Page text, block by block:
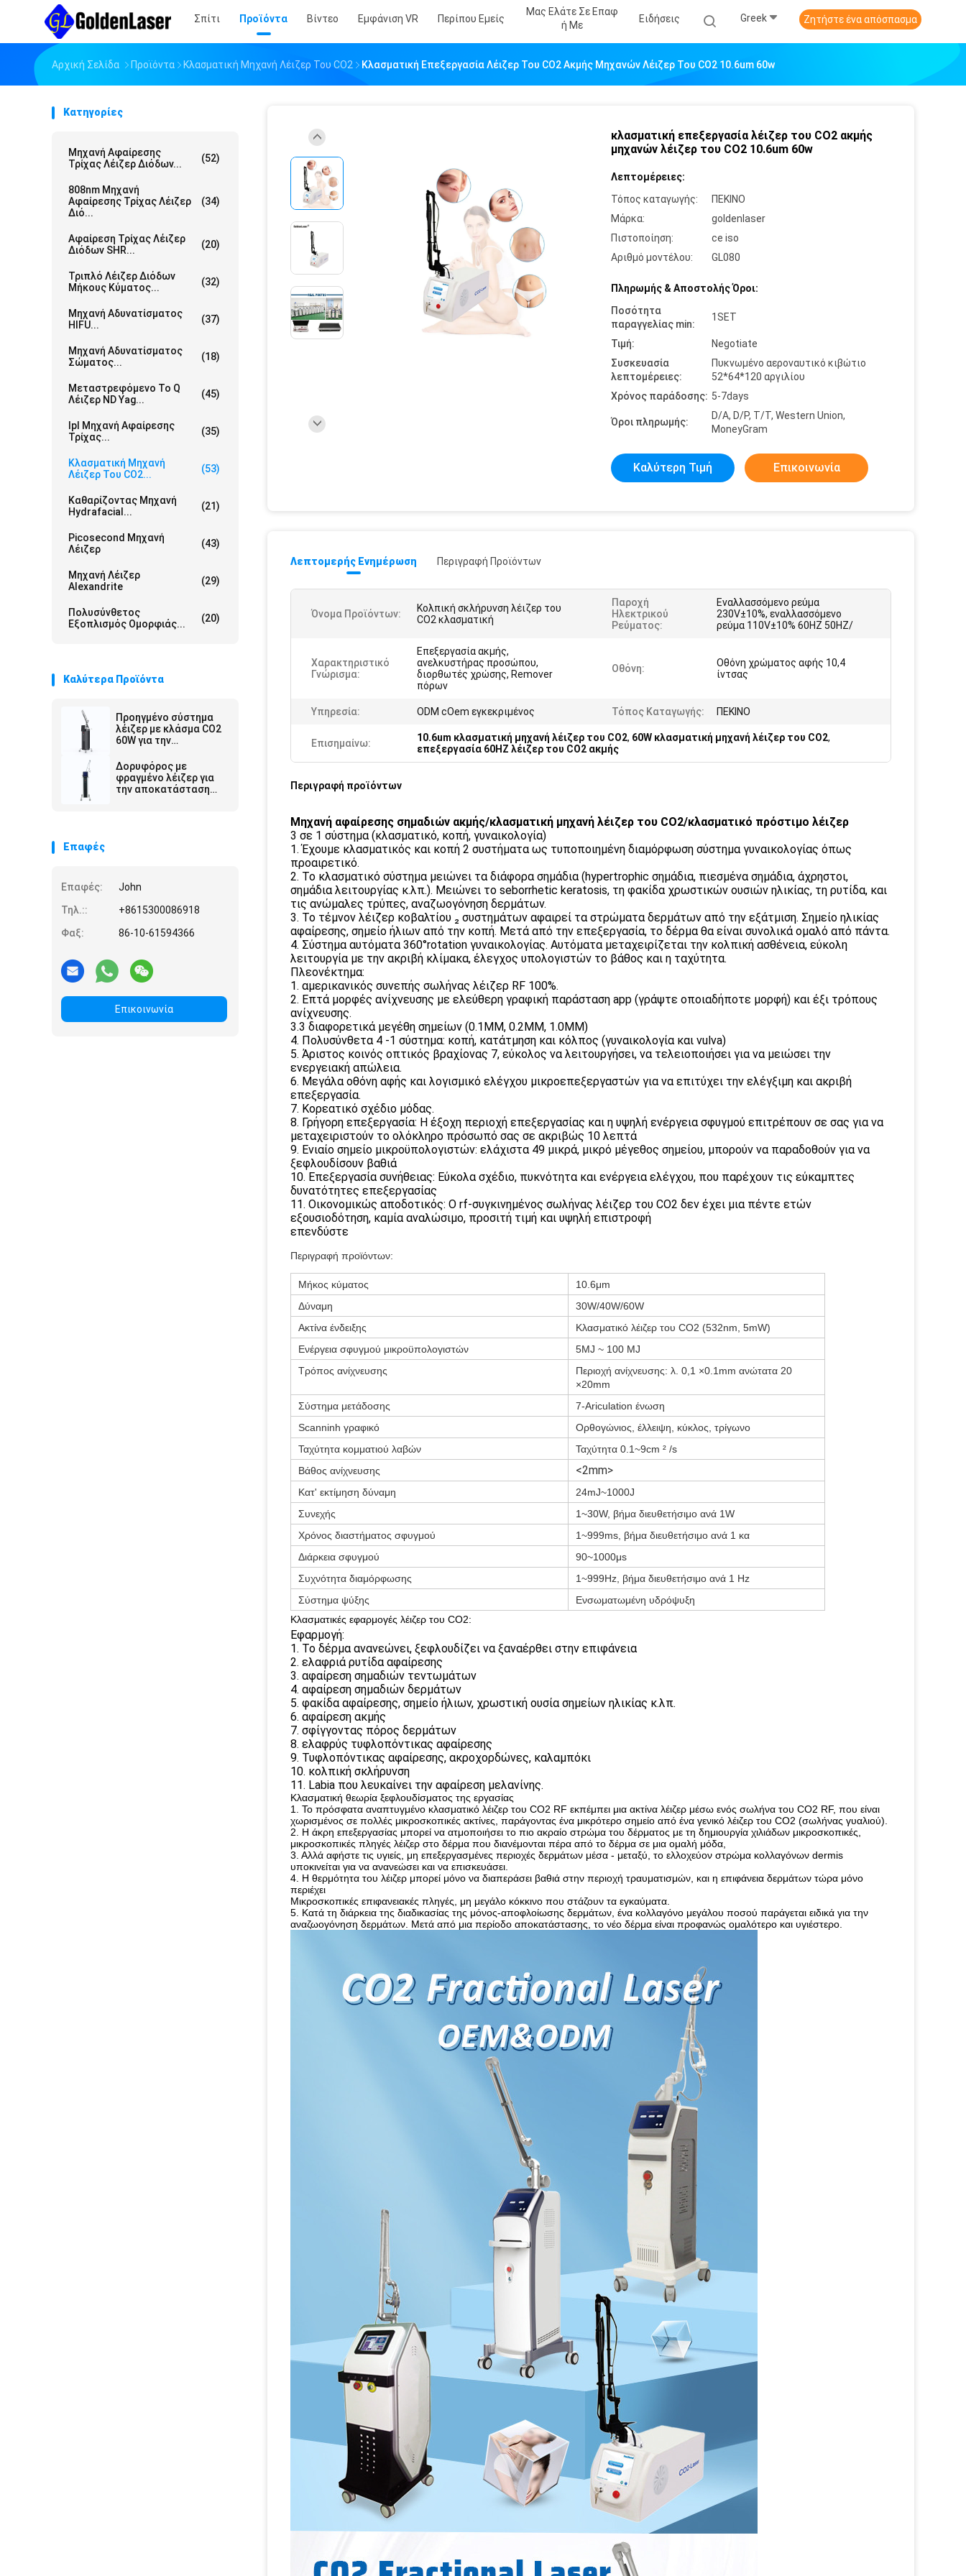
Σπίτι Προϊόντα Βίντεο Εμφάνιση VR Περίπου Εμείς
Μας Ελάτε Σε Επαφ
Ή Με
Ειδήσεις Greek Ζητήστε ένα απόσπασμα
Αρχική Σελίδα Προϊόντα Κλασματική Μηχανή Λέιζερ Του CO2 Κλασματική Επεξεργασία Λέιζερ Του CO2 Ακμής Μηχανών Λέιζερ Του CO2 10.6um 60w
Κατηγορίες
Μηχανή Αφαίρεσης
Τρίχας Λέιζερ Διόδων...
(52)
808nm Μηχανή
Αφαίρεσης Τρίχας Λέιζερ
Διό...
(34)
Αφαίρεση Τρίχας Λέιζερ
Διόδων SHR...
(20)
Τριπλό Λέιζερ Διόδων
Μήκους Κύματος...
(32)
Μηχανή Αδυνατίσματος
HIFU...
(37)
Μηχανή Αδυνατίσματος
Σώματος...
(18)
Μεταστρεφόμενο Το Q
Λέιζερ ND Yag...
(45)
Ipl Μηχανή Αφαίρεσης
Τρίχας...
(35)
Κλασματική Μηχανή
Λέιζερ Του CO2...
(53)
Καθαρίζοντας Μηχανή
Hydrafacial...
(21)
Picosecond Μηχανή
Λέιζερ
(43)
Μηχανή Λέιζερ
Alexandrite
(29)
Πολυσύνθετος
Εξοπλισμός Ομορφιάς...
(20)
Καλύτερα Προϊόντα
Προηγμένο σύστημα
λέιζερ με κλάσμα CO2
60W για την
επιφάνειας του
δέρματος και την
αφαίρεση ρυτίδων
Δορυφόρος με
φραγμένο λέιζερ για
την αποκατάσταση
Επαφές
Επαφές:
John
Τηλ.::
+8615300086918
Φαξ:
86-10-61594366
Επικοινωνία
κλασματική επεξεργασία λέιζερ του CO2 ακμής
μηχανών λέιζερ του CO2 10.6um 60w
Λεπτομέρειες:
Τόπος καταγωγής:
ΠΕΚΙΝΟ
Μάρκα:
goldenlaser
Πιστοποίηση:
ce iso
Αριθμό μοντέλου:
GL080
Πληρωμής & Αποστολής Όροι:
Ποσότητα
παραγγελίας min:
1SET
Τιμή:
Negotiate
Συσκευασία
λεπτομέρειες:
Πυκνωμένο αεροναυτικό κιβώτιο
52*64*120 αργιλίου
Χρόνος παράδοσης: 5-7days
Όροι πληρωμής:
D/A, D/P, T/T, Western Union,
MoneyGram
Καλύτερη Τιμή Επικοινωνία
Λεπτομερής Ενημέρωση Περιγραφή Προϊόντων
Όνομα Προϊόντων:
Κολπική σκλήρυνση λέιζερ του
CO2 κλασματική
Παροχή
Ηλεκτρικού
Ρεύματος:
Εναλλασσόμενο ρεύμα
230V±10%, εναλλασσόμενο
ρεύμα 110V±10% 60HZ 50HZ/
Χαρακτηριστικό
Γνώρισμα:
Επεξεργασία ακμής,
ανελκυστήρας προσώπου,
διορθωτές χρώσης, Remover
πόρων
Οθόνη:
Οθόνη χρώματος αφής 10,4
ίντσας
Υπηρεσία: ODM cOem εγκεκριμένος Τόπος Καταγωγής: ΠΕΚΙΝΟ
Επισημαίνω: 10.6um κλασματική μηχανή λέιζερ του CO2, 60W κλασματική μηχανή λέιζερ του CO2,
επεξεργασία 60HZ λέιζερ του CO2 ακμής
Περιγραφή προϊόντων
Μηχανή αφαίρεσης σημαδιών ακμής/κλασματική μηχανή λέιζερ του CO2/κλασματικό πρόστιμο λέιζερ
3 σε 1 σύστημα (κλασματικό, κοπή, γυναικολογία)
1. Έχουμε κλασματικός και κοπή 2 συστήματα ως τυποποιημένη διαμόρφωση σύστημα γυναικολογίας όπως
προαιρετικό.
2. Το κλασματικό σύστημα μειώνει τα διάφορα σημάδια (hypertrophic σημάδια, πιεσμένα σημάδια, άχρηστοι,
σημάδια λειτουργίας κ.λπ.). Μειώνει το seborrhetic keratosis, τη φακίδα χρωστικών ουσιών ηλικίας, τη ρυτίδα, και
τις ανώμαλες τρύπες, αναζωογόνηση δερμάτων.
3. Το τέμνον λέιζερ κοβαλτίου ₂ συστημάτων αφαιρεί τα στρώματα δερμάτων από την εξάτμιση. Σημείο ηλικίας
αφαίρεσης, σημείο ήλιων από την κοπή. Μετά από την επεξεργασία, το δέρμα θα είναι συνολικά ομαλό από πάντα.
4. Σύστημα αυτόματα 360°rotation γυναικολογίας. Αυτόματα μεταχειρίζεται την κολπική ασθένεια, εύκολη
λειτουργία με την ακριβή κλίμακα, έλεγχος υπολογιστών το βάθος και η ταχύτητα.
Πλεονέκτημα:
1. αμερικανικός συνεπής σωλήνας λέιζερ RF 100%.
2. Επτά μορφές ανίχνευσης με ελεύθερη γραφική παράσταση app (γράψτε οποιαδήποτε μορφή) και έξι τρόπους
ανίχνευσης.
3.3 διαφορετικά μεγέθη σημείων (0.1MM, 0.2MM, 1.0MM)
4. Πολυσύνθετα 4 -1 σύστημα: κοπή, κατάτμηση και κόλπος (γυναικολογία και vulva)
5. Άριστος κοινός οπτικός βραχίονας 7, εύκολος να λειτουργήσει, να τελειοποιήσει για να μειώσει την
ενεργειακή απώλεια.
6. Μεγάλα οθόνη αφής και λογισμικό ελέγχου μικροεπεξεργαστών για να επιτύχει την ελέγξιμη και ακριβή
επεξεργασία.
7. Κορεατικό σχέδιο μόδας.
8. Γρήγορη επεξεργασία: Η έξοχη περιοχή επεξεργασίας και η υψηλή ενέργεια σφυγμού επιτρέπουν σε σας για να
μεταχειριστούν το ολόκληρο πρόσωπό σας σε ακριβώς 10 λεπτά
9. Ενιαίο σημείο μικροϋπολογιστών: ελάχιστα 49 μικρά, μικρό μέγεθος σημείου, μπορούν να παραδοθούν για να
ξεφλουδίσουν βαθιά
10. Επεξεργασία συνήθειας: Εύκολα σχέδιο, πυκνότητα και ενέργεια ελέγχου, που παρέχουν τις εύκαμπτες
δυνατότητες επεξεργασίας
11. Οικονομικώς αποδοτικός: Ο rf-συγκινημένος σωλήνας λέιζερ του CO2 δεν έχει μια πέντε ετών
εξουσιοδότηση, καμία αναλώσιμο, προσιτή τιμή και υψηλή επιστροφή
επενδύστε
Περιγραφή προϊόντων:
Μήκος κύματος
10.6μm
Δύναμη
30W/40W/60W
Ακτίνα ένδειξης
Κλασματικό λέιζερ του CO2 (532nm, 5mW)
Ενέργεια σφυγμού μικροϋπολογιστών
5MJ ~ 100 MJ
Τρόπος ανίχνευσης
Περιοχή ανίχνευσης: λ. 0,1 ×0.1mm ανώτατα 20
×20mm
Σύστημα μετάδοσης
7-Ariculation ένωση
Scanninh γραφικό
Ορθογώνιος, έλλειψη, κύκλος, τρίγωνο
Ταχύτητα κομματιού λαβών
Ταχύτητα 0.1~9cm ² /s
Βάθος ανίχνευσης
<2mm>
Κατ' εκτίμηση δύναμη
24mJ~1000J
Συνεχής
1~30W, βήμα διευθετήσιμο ανά 1W
Χρόνος διαστήματος σφυγμού
1~999ms, βήμα διευθετήσιμο ανά 1 κα
Διάρκεια σφυγμού
90~1000μs
Συχνότητα διαμόρφωσης
1~999Hz, βήμα διευθετήσιμο ανά 1 Hz
Σύστημα ψύξης
Ενσωματωμένη υδρόψυξη
Κλασματικές εφαρμογές λέιζερ του CO2:
Εφαρμογή:
1. Το δέρμα ανανεώνει, ξεφλουδίζει να ξαναέρθει στην επιφάνεια
2. ελαφριά ρυτίδα αφαίρεσης
3. αφαίρεση σημαδιών τεντωμάτων
4. αφαίρεση σημαδιών δερμάτων
5. φακίδα αφαίρεσης, σημείο ήλιων, χρωστική ουσία σημείων ηλικίας κ.λπ.
6. αφαίρεση ακμής
7. σφίγγοντας πόρος δερμάτων
8. ελαφρύς τυφλοπόντικας αφαίρεσης
9. Τυφλοπόντικας αφαίρεσης, ακροχορδώνες, καλαμπόκι
10. κολπική σκλήρυνση
11. Labia που λευκαίνει την αφαίρεση μελανίνης.
Κλασματική θεωρία ξεφλουδίσματος της εργασίας
1. Το πρόσφατα αναπτυγμένο κλασματικό λέιζερ του CO2 RF εκπέμπει μια ακτίνα λέιζερ μέσω ενός σωλήνα του CO2 RF, που είναι
χωρισμένος σε πολλές μικροσκοπικές ακτίνες, παράγοντας ένα μικρότερο σημείο από ένα γενικό λέιζερ του CO2 (σωλήνας γυαλιού).
2. Η άκρη επεξεργασίας μπορεί να ατμοποιήσει το πιο ακραίο στρώμα του δέρματος με τη δημιουργία χιλιάδων μικροσκοπικές,
μικροσκοπικές πληγές λέιζερ στο δέρμα που διανέμονται πέρα από το δέρμα σε μια ομαλή μόδα,
3. Αλλά αφήστε τις υγιείς, μη επεξεργασμένες περιοχές δερμάτων μέσα - μεταξύ, το ελλοχεύον στρώμα κολλαγόνων dermis
υποκινείται για να ανανεώσει και να επισκευάσει.
4. Η θερμότητα του λέιζερ μπορεί μόνο να διαπεράσει βαθιά στην περιοχή τραυματισμών, και η επιφάνεια δερμάτων τώρα μόνο
περιέχει
Μικροσκοπικές επιφανειακές πληγές, μη μεγάλο κόκκινο που στάζουν τα εγκαύματα.
5. Κατά τη διάρκεια της διαδικασίας της μόνος-αποφλοίωσης δερμάτων, ένα κολλαγόνο μεγάλου ποσού παράγεται ειδικά για την
αναζωογόνηση δερμάτων. Μετά από μια περίοδο αποκατάστασης, το νέο δέρμα είναι προφανώς ομαλότερο και υγιέστερο.